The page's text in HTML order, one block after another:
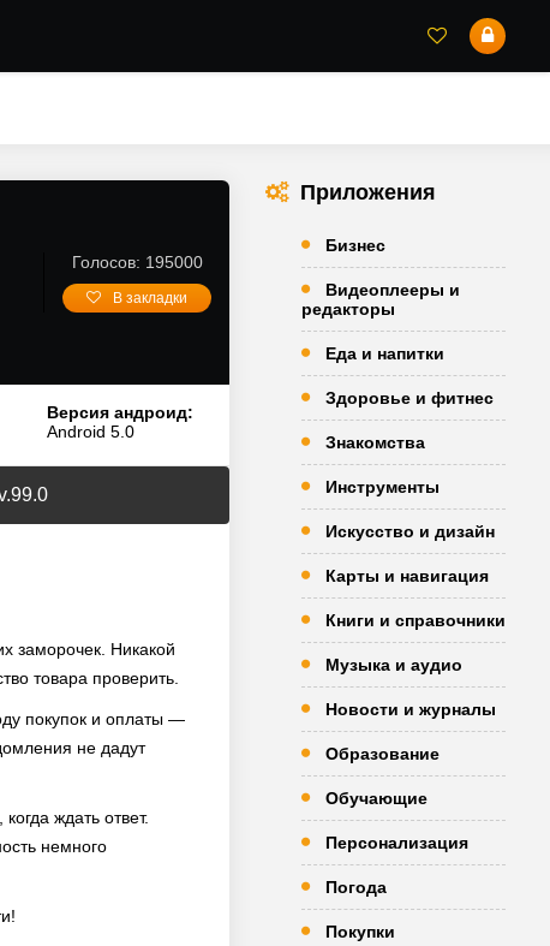
Голосов: 195000
В закладки
Версия андроид:
Android 5.0
заморочек. Никакой
товара проверить.
покупок и оплаты —
не дадут
ждать ответ.
немного
Приложения
Бизнес
Видеоплееры и
редакторы
Еда и напитки
Здоровье и фитнес
Знакомства
Инструменты
Искусство и дизайн
Карты и навигация
Книги и справочники
Музыка и аудио
Новости и журналы
Образование
Обучающие
Персонализация
Погода
Покупки